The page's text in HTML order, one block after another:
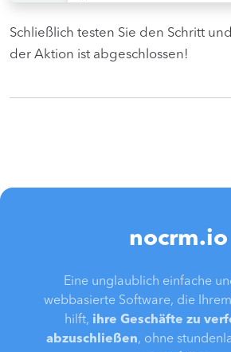
Schließlich testen Sie den Schritt
der Aktion ist abgeschlossen!
nocrm.io
Eine unglaublich einfache
webbasierte Software, die
hilft, ihre Geschäfte zu
abzuschließen, ohne